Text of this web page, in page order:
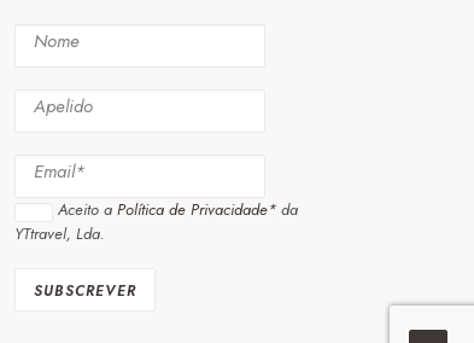
Aceito a Política de Privacidade* da
YTtravel, Lda.